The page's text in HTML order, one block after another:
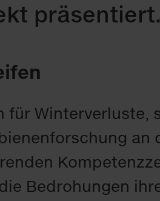
präsentiert.
für Winterverluste,
an
Bedrohungen